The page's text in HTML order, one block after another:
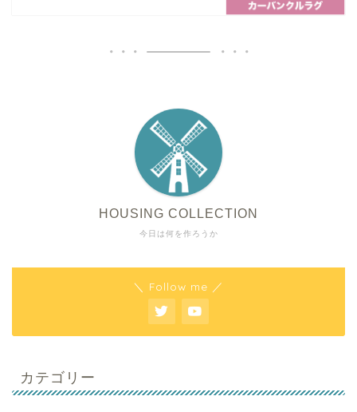
今日は何を作ろうか
HOUSING COLLECTION
＼ Follow me ／
カテゴリー